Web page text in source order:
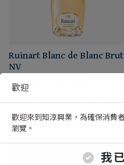
歡迎
歡迎來到知淳興業，為確保消費
瀏覽。
我
Ruinart Blanc de Blanc Brut
NV
慧納酒廠白中白香檳
選擇規格